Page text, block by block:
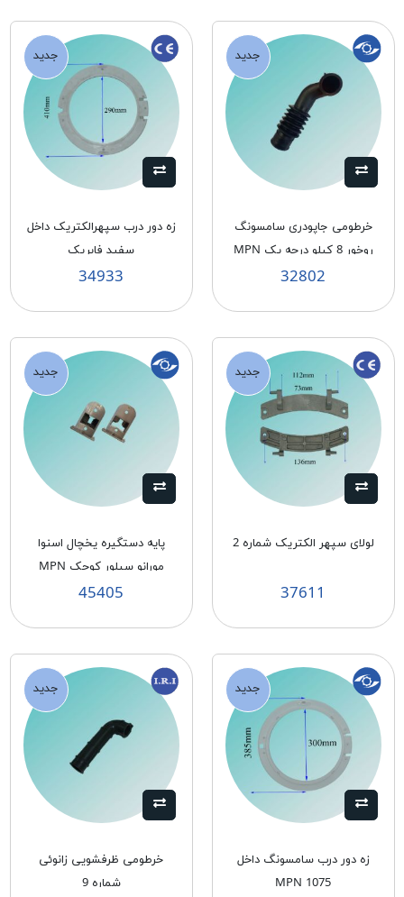
جدید
خرطومی جاپودری سامسونگ
روخور 8 كيلو درجه يک MPN
32802
جدید
زه دور درب سپهرالكتريک داخل
سفيد فابريک
34933
جدید
لولای سپهر الكتريک شماره 2
37611
جدید
پايه دستگيره يخچال اسنوا
مورانو سيلور کوچک MPN
45405
جدید
زه دور درب سامسونگ داخل
MPN 1075
جدید
خرطومی ظرفشویی زانوئی
شماره 9